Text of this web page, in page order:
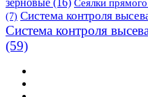
Сеялки
(7) Система контроля
Система контроля
(59)